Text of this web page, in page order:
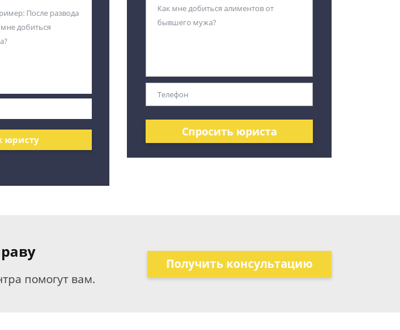
юристу
Спросить юриста
помогут вам.
Получить консультацию